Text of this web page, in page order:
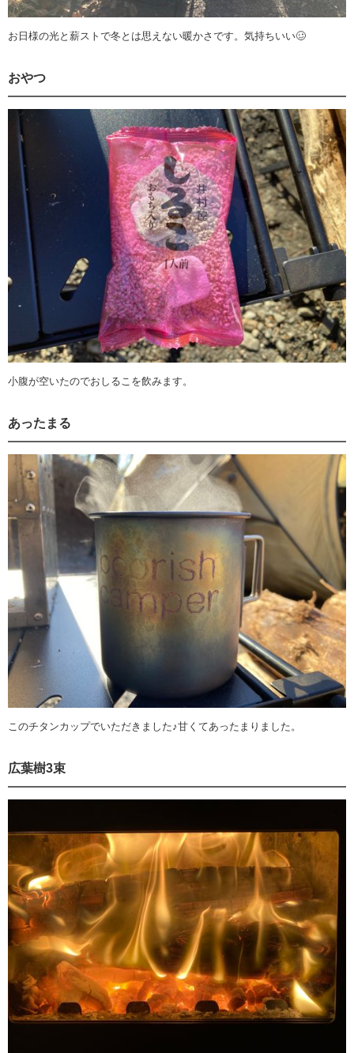
お日様の光と薪ストで冬とは思えない暖かさです。気持ちいい🥴
おやつ
小腹が空いたのでおしるこを飲みます。
あったまる
このチタンカップでいただきました♪甘くてあったまりました。
広葉樹3束